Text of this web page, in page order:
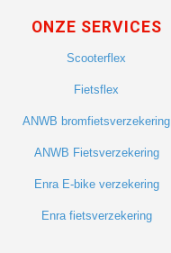
ONZE SERVICES
Scooterflex
Fietsflex
ANWB bromfietsverzekering
ANWB Fietsverzekering
Enra E-bike verzekering
Enra fietsverzekering